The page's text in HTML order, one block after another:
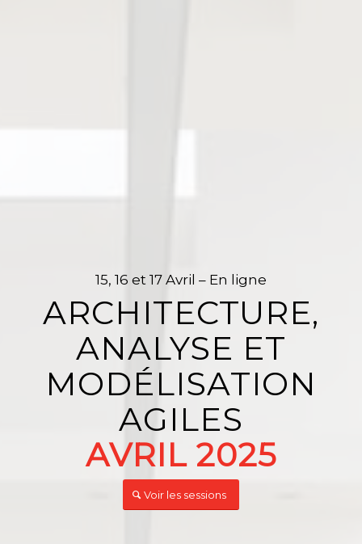
15, 16 et 17 Avril – En ligne
ARCHITECTURE,
ANALYSE ET
MODÉLISATION
AGILES
AVRIL 2025
Voir les sessions